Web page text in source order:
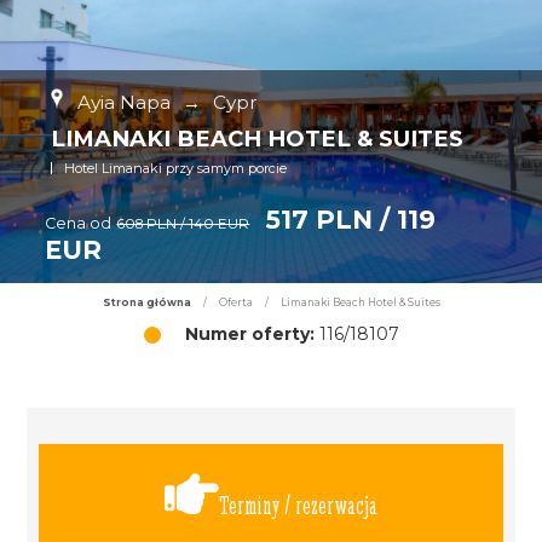
Ayia Napa → Cypr
LIMANAKI BEACH HOTEL & SUITES
Hotel Limanaki przy samym porcie
Cena od 608 PLN / 140 EUR
517 PLN / 119
EUR
Strona główna / Oferta / Limanaki Beach Hotel & Suites
Numer oferty:116/18107
Terminy / rezerwacja